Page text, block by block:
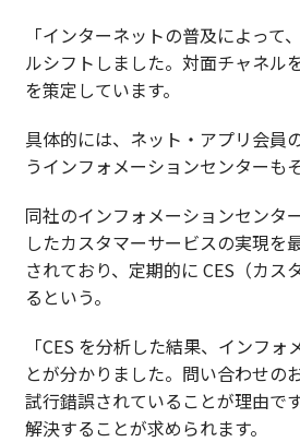
「インターネットの普及によっ
ルシフトしました。対面チャネル
を策定しています。
具体的には、ネット・アプリ会員
うインフォメーションセンターも
同社のインフォメーションセンタ
したカスタマーサービスの実現を
されており、定期的に CES（カ
るという。
「CES を分析した結果、インフ
とが分かりました。問い合わせの
試行錯誤されていることが理由で
解決することが求められます。